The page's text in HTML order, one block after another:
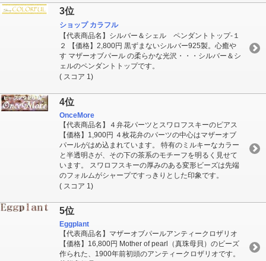
3位
ショップ カラフル
【代表商品名】シルバー＆シェル ペンダントトップ-１
２ 【価格】2,800円 黒ずまないシルバー925製。心癒や
す マザーオブパール の柔らかな光沢・・・シルバー＆シ
ェルのペンダントトップです。
( スコア 1)
4位
OnceMore
【代表商品名】４弁花パーツとスワロフスキーのピアス
【価格】1,900円 ４枚花弁のパーツの中心はマザーオブ
パールがはめ込まれています。 特有のミルキーなカラー
と半透明さが、その下の茶系のモチーフを明るく見せて
います。 スワロフスキーの厚みのある変形ビーズは先端
のフォルムがシャープですっきりとした印象です。
( スコア 1)
5位
Eggplant
【代表商品名】マザーオブパールアンティークロザリオ
【価格】16,800円 Mother of pearl（真珠母貝）のビーズ
作られた、1900年前初頭のアンティークロザリオです。